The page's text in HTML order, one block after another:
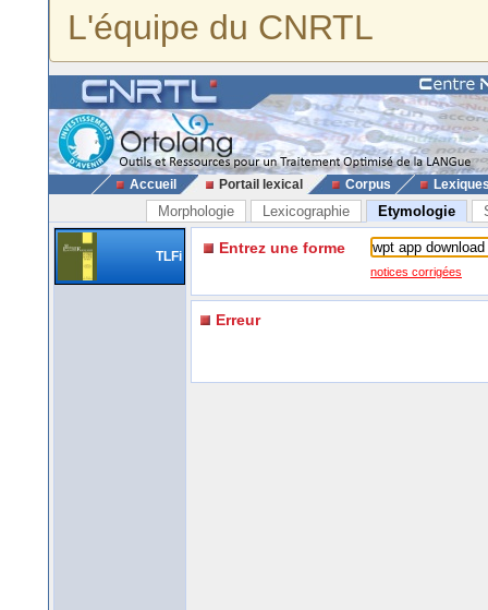
L'équipe du CNRTL
Accueil Portail lexical Corpus
Morphologie Lexicographie Etymologie
TLFi Entrez une forme
notices corrigées
Erreur